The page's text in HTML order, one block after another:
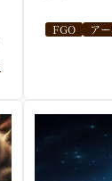
FGO ア